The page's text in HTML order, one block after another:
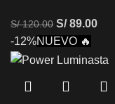
S/120.00 S/89.00
-12%NUEVO 🔥